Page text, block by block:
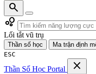
search
bubble_chart
Lối tắt vũ trụ
Thần số học Ma trận định
ESC
Thần Số Học Portal close